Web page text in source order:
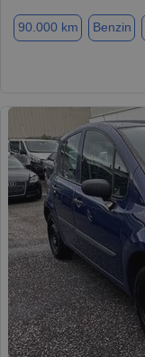
90.000 km Benzin